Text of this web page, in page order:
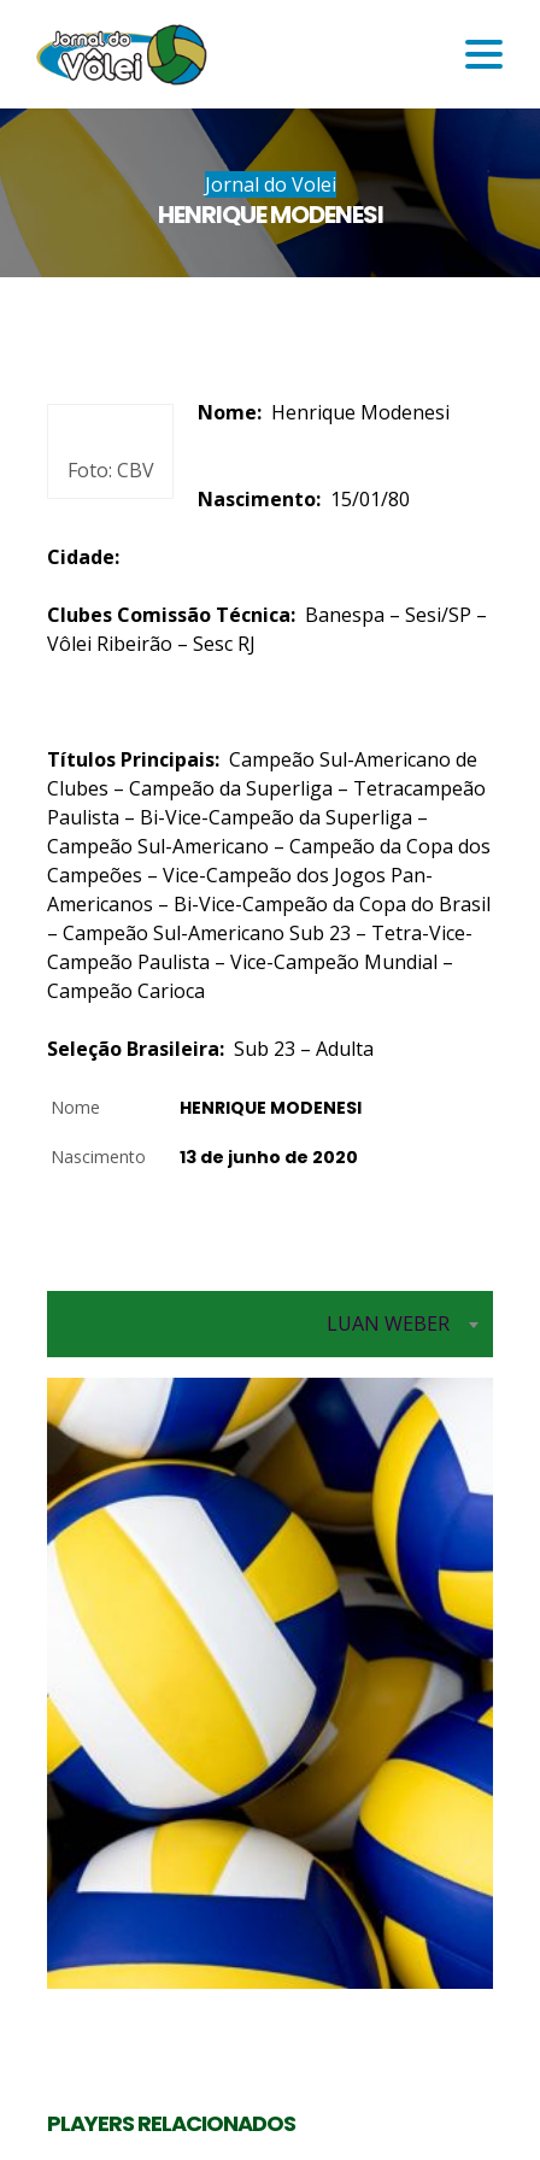
Jornal do Volei
HENRIQUE MODENESI
Foto: CBV
Nome: Henrique Modenesi
Nascimento: 15/01/80
Cidade:
Clubes Comissão Técnica: Banespa – Sesi/SP –
Vôlei Ribeirão – Sesc RJ
Títulos Principais: Campeão Sul-Americano de
Clubes – Campeão da Superliga – Tetracampeão
Paulista – Bi-Vice-Campeão da Superliga –
Campeão Sul-Americano – Campeão da Copa dos
Campeões – Vice-Campeão dos Jogos Pan-
Americanos – Bi-Vice-Campeão da Copa do Brasil
– Campeão Sul-Americano Sub 23 – Tetra-Vice-
Campeão Paulista – Vice-Campeão Mundial –
Campeão Carioca
Seleção Brasileira: Sub 23 – Adulta
Nome HENRIQUE MODENESI
Nascimento 13 de junho de 2020
LUAN WEBER
PLAYERS RELACIONADOS